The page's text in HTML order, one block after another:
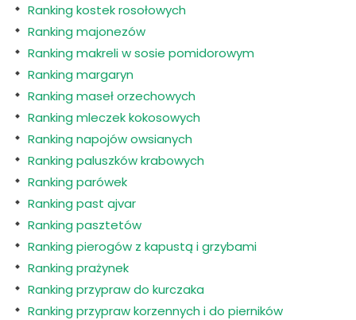
Ranking kostek rosołowych
Ranking majonezów
Ranking makreli w sosie pomidorowym
Ranking margaryn
Ranking maseł orzechowych
Ranking mleczek kokosowych
Ranking napojów owsianych
Ranking paluszków krabowych
Ranking parówek
Ranking past ajvar
Ranking pasztetów
Ranking pierogów z kapustą i grzybami
Ranking prażynek
Ranking przypraw do kurczaka
Ranking przypraw korzennych i do pierników